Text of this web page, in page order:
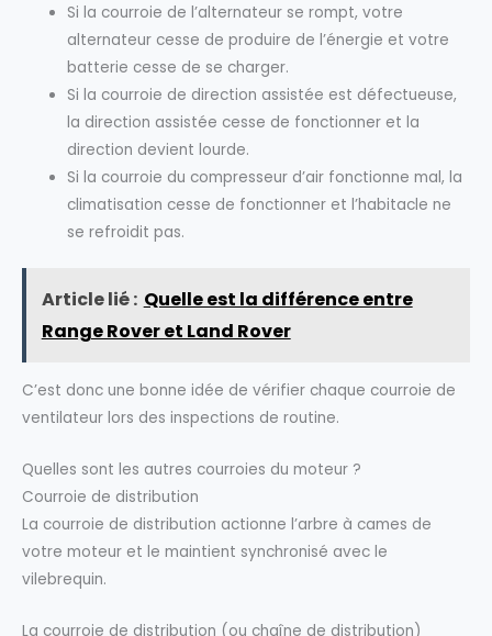
Si la courroie de l’alternateur se rompt, votre
alternateur cesse de produire de l’énergie et votre
batterie cesse de se charger.
Si la courroie de direction assistée est défectueuse,
la direction assistée cesse de fonctionner et la
direction devient lourde.
Si la courroie du compresseur d’air fonctionne mal, la
climatisation cesse de fonctionner et l’habitacle ne
se refroidit pas.
Article lié : Quelle est la différence entre
Range Rover et Land Rover
C’est donc une bonne idée de vérifier chaque courroie de
ventilateur lors des inspections de routine.
Quelles sont les autres courroies du moteur ?
Courroie de distribution
La courroie de distribution actionne l’arbre à cames de
votre moteur et le maintient synchronisé avec le
vilebrequin.
La courroie de distribution (ou chaîne de distribution)